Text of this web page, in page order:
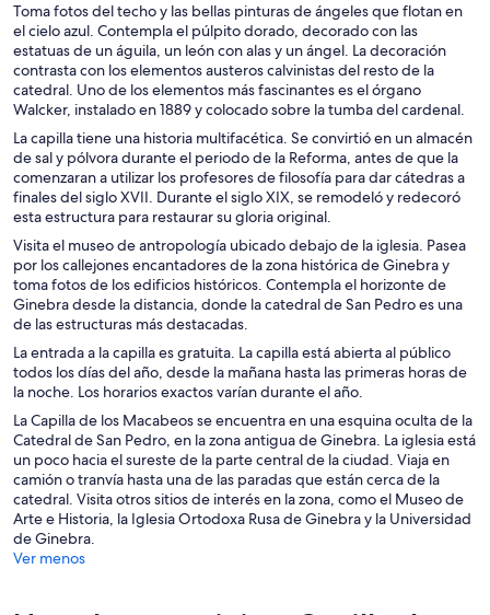
Toma fotos del techo y las bellas pinturas de ángeles que flotan en
el cielo azul. Contempla el púlpito dorado, decorado con las
estatuas de un águila, un león con alas y un ángel. La decoración
contrasta con los elementos austeros calvinistas del resto de la
catedral. Uno de los elementos más fascinantes es el órgano
Walcker, instalado en 1889 y colocado sobre la tumba del cardenal.
La capilla tiene una historia multifacética. Se convirtió en un almacén
de sal y pólvora durante el periodo de la Reforma, antes de que la
comenzaran a utilizar los profesores de filosofía para dar cátedras a
finales del siglo XVII. Durante el siglo XIX, se remodeló y redecoró
esta estructura para restaurar su gloria original.
Visita el museo de antropología ubicado debajo de la iglesia. Pasea
por los callejones encantadores de la zona histórica de Ginebra y
toma fotos de los edificios históricos. Contempla el horizonte de
Ginebra desde la distancia, donde la catedral de San Pedro es una
de las estructuras más destacadas.
La entrada a la capilla es gratuita. La capilla está abierta al público
todos los días del año, desde la mañana hasta las primeras horas de
la noche. Los horarios exactos varían durante el año.
La Capilla de los Macabeos se encuentra en una esquina oculta de la
Catedral de San Pedro, en la zona antigua de Ginebra. La iglesia está
un poco hacia el sureste de la parte central de la ciudad. Viaja en
camión o tranvía hasta una de las paradas que están cerca de la
catedral. Visita otros sitios de interés en la zona, como el Museo de
Arte e Historia, la Iglesia Ortodoxa Rusa de Ginebra y la Universidad
de Ginebra.
Ver menos